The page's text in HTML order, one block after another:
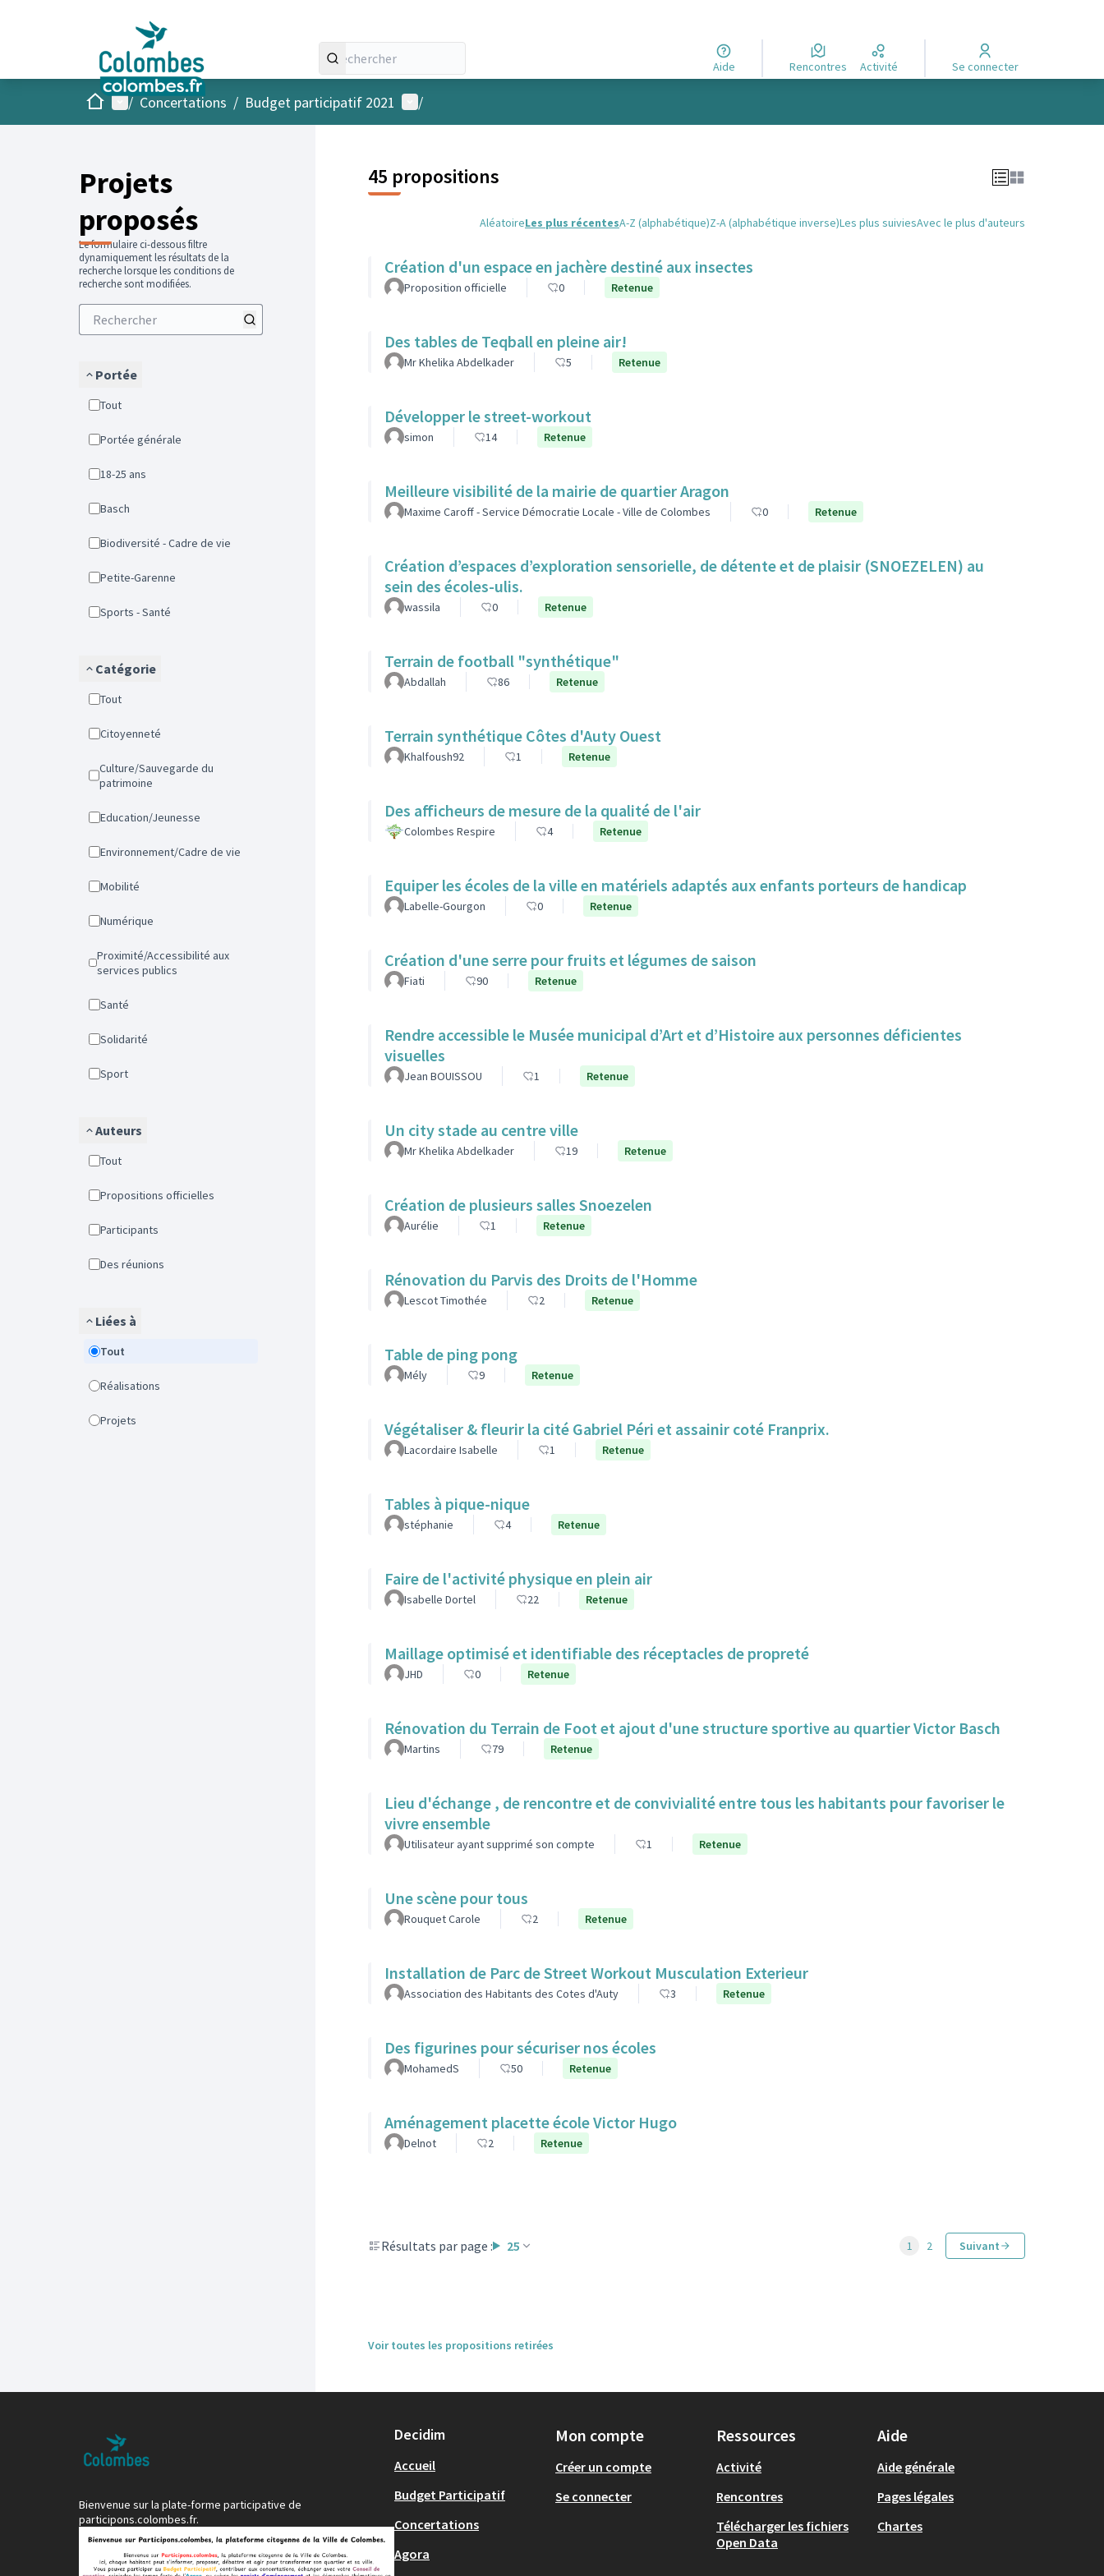
Aide Rencontres Activité Se connecter
AccueilMenu principal
/ Concertations / Budget participatif 2021 Menu utilisateur
/
Projets
proposés
Le formulaire ci-dessous filtre
dynamiquement les résultats de la
recherche lorsque les conditions de
recherche sont modifiées.
Portée
Tout
Portée générale
18-25 ans
Basch
Biodiversité - Cadre de vie
Petite-Garenne
Sports - Santé
Catégorie
Tout
Citoyenneté
Culture/Sauvegarde du
patrimoine
Education/Jeunesse
Environnement/Cadre de vie
Mobilité
Numérique
Proximité/Accessibilité aux
services publics
Santé
Solidarité
Sport
Auteurs
Tout
Propositions officielles
Participants
Des réunions
Liées à
Tout
Réalisations
Projets
45 propositions
AléatoireLes plus récentesA-Z (alphabétique)Z-A (alphabétique inverse)Les plus suiviesAvec le plus d'auteurs
Création d'un espace en jachère destiné aux insectes
Proposition officielle 0 Retenue
Des tables de Teqball en pleine air!
Mr Khelika Abdelkader 5 Retenue
Développer le street-workout
simon 14 Retenue
Meilleure visibilité de la mairie de quartier Aragon
Maxime Caroff - Service Démocratie Locale - Ville de Colombes 0 Retenue
Création d’espaces d’exploration sensorielle, de détente et de plaisir (SNOEZELEN) au
sein des écoles-ulis.
wassila 0 Retenue
Terrain de football "synthétique"
Abdallah 86 Retenue
Terrain synthétique Côtes d'Auty Ouest
Khalfoush92 1 Retenue
Des afficheurs de mesure de la qualité de l'air
Colombes Respire 4 Retenue
Equiper les écoles de la ville en matériels adaptés aux enfants porteurs de handicap
Labelle-Gourgon 0 Retenue
Création d'une serre pour fruits et légumes de saison
Fiati 90 Retenue
Rendre accessible le Musée municipal d’Art et d’Histoire aux personnes déficientes
visuelles
Jean BOUISSOU 1 Retenue
Un city stade au centre ville
Mr Khelika Abdelkader 19 Retenue
Création de plusieurs salles Snoezelen
Aurélie 1 Retenue
Rénovation du Parvis des Droits de l'Homme
Lescot Timothée 2 Retenue
Table de ping pong
Mély 9 Retenue
Végétaliser & fleurir la cité Gabriel Péri et assainir coté Franprix.
Lacordaire Isabelle 1 Retenue
Tables à pique-nique
stéphanie 4 Retenue
Faire de l'activité physique en plein air
Isabelle Dortel 22 Retenue
Maillage optimisé et identifiable des réceptacles de propreté
JHD 0 Retenue
Rénovation du Terrain de Foot et ajout d'une structure sportive au quartier Victor Basch
Martins 79 Retenue
Lieu d'échange , de rencontre et de convivialité entre tous les habitants pour favoriser le
vivre ensemble
Utilisateur ayant supprimé son compte 1 Retenue
Une scène pour tous
Rouquet Carole 2 Retenue
Installation de Parc de Street Workout Musculation Exterieur
Association des Habitants des Cotes d'Auty 3 Retenue
Des figurines pour sécuriser nos écoles
MohamedS 50 Retenue
Aménagement placette école Victor Hugo
Delnot 2 Retenue
Résultats par page : 25 1 2 Suivant
Voir toutes les propositions retirées
Bienvenue sur la plate-forme participative de
participons.colombes.fr.
Decidim
Accueil
Budget Participatif
Concertations
Agora
Mon compte
Créer un compte
Se connecter
Ressources
Activité
Rencontres
Télécharger les fichiers
Open Data
Aide
Aide générale
Pages légales
Chartes